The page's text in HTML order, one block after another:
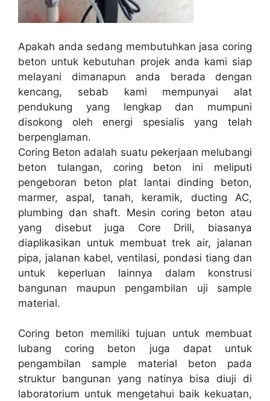
Apakah anda sedang membutuhkan jasa coring
beton untuk kebutuhan projek anda kami siap
melayani dimanapun anda berada dengan
kencang, sebab kami mempunyai alat
pendukung yang lengkap dan mumpuni
disokong oleh energi spesialis yang telah
berpenglaman.
Coring Beton adalah suatu pekerjaan melubangi
beton tulangan, coring beton ini meliputi
pengeboran beton plat lantai dinding beton,
marmer, aspal, tanah, keramik, ducting AC,
plumbing dan shaft. Mesin coring beton atau
yang disebut juga Core Drill, biasanya
diaplikasikan untuk membuat trek air, jalanan
pipa, jalanan kabel, ventilasi, pondasi tiang dan
untuk keperluan lainnya dalam konstrusi
bangunan maupun pengambilan uji sample
material.
Coring beton memiliki tujuan untuk membuat
lubang coring beton juga dapat untuk
pengambilan sample material beton pada
struktur bangunan yang natinya bisa diuji di
laboratorium untuk mengetahui baik kekuatan,